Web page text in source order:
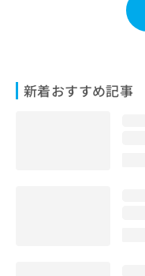
新着おすすめ記事
せ